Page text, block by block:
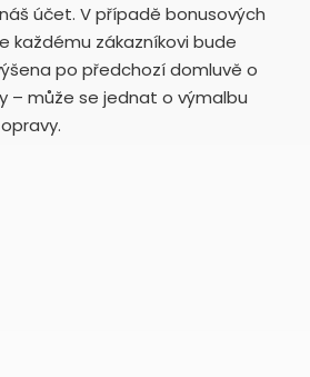
účet. V případě bonusových
každému zákazníkovi bude
po předchozí domluvě o
– může se jednat o výmalbu